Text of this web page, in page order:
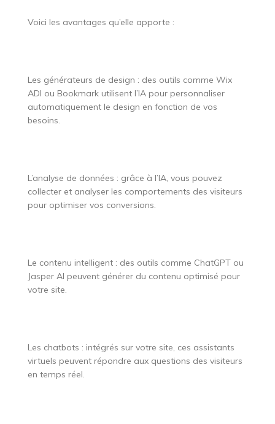
Voici les avantages qu’elle apporte :
Les générateurs de design : des outils comme Wix
ADI ou Bookmark utilisent l’IA pour personnaliser
automatiquement le design en fonction de vos
besoins.
L’analyse de données : grâce à l’IA, vous pouvez
collecter et analyser les comportements des visiteurs
pour optimiser vos conversions.
Le contenu intelligent : des outils comme ChatGPT ou
Jasper AI peuvent générer du contenu optimisé pour
votre site.
Les chatbots : intégrés sur votre site, ces assistants
virtuels peuvent répondre aux questions des visiteurs
en temps réel.